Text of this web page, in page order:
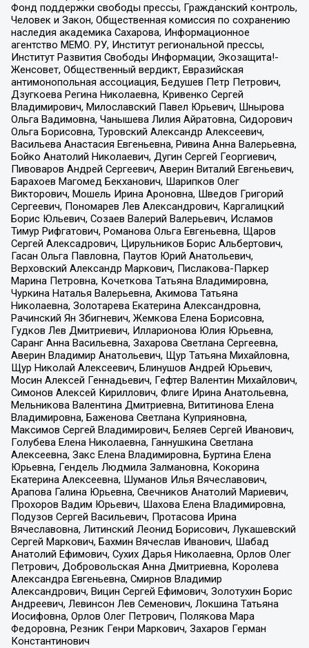
Фонд поддержки свободы прессы, Гражданский контроль,
Человек и Закон, Общественная комиссия по сохранению
наследия академика Сахарова, Информационное
агентство МЕМО. РУ, Институт региональной прессы,
Институт Развития Свободы Информации, Экозащита!-
Женсовет, Общественный вердикт, Евразийская
антимонопольная ассоциация, Бедушев Петр Петрович,
Дзугкоева Регина Николаевна, Кривенко Сергей
Владимирович, Милославский Павел Юрьевич, Шнырова
Ольга Вадимовна, Чанышева Лилия Айратовна, Сидорович
Ольга Борисовна, Туровский Александр Алексеевич,
Васильева Анастасия Евгеньевна, Ривина Анна Валерьевна,
Бойко Анатолий Николаевич, Дугин Сергей Георгиевич,
Пивоваров Андрей Сергеевич, Аверин Виталий Евгеньевич,
Барахоев Магомед Бекханович, Шарипков Олег
Викторович, Мошель Ирина Ароновна, Шведов Григорий
Сергеевич, Пономарев Лев Александрович, Каргалицкий
Борис Юльевич, Созаев Валерий Валерьевич, Исламов
Тимур Рифгатович, Романова Ольга Евгеньевна, Щаров
Сергей Алексадрович, Цирульников Борис Альбертович,
Гасан Ольга Павловна, Паутов Юрий Анатольевич,
Верховский Александр Маркович, Пислакова-Паркер
Марина Петровна, Кочеткова Татьяна Владимировна,
Чуркина Наталья Валерьевна, Акимова Татьяна
Николаевна, Золотарева Екатерина Александровна,
Рачинский Ян Збигневич, Жемкова Елена Борисовна,
Гудков Лев Дмитриевич, Илларионова Юлия Юрьевна,
Саранг Анна Васильевна, Захарова Светлана Сергеевна,
Аверин Владимир Анатольевич, Щур Татьяна Михайловна,
Щур Николай Алексеевич, Блинушов Андрей Юрьевич,
Мосин Алексей Геннадьевич, Гефтер Валентин Михайлович,
Симонов Алексей Кириллович, Флиге Ирина Анатольевна,
Мельникова Валентина Дмитриевна, Вититинова Елена
Владимировна, Баженова Светлана Куприяновна,
Максимов Сергей Владимирович, Беляев Сергей Иванович,
Голубева Елена Николаевна, Ганнушкина Светлана
Алексеевна, Закс Елена Владимировна, Буртина Елена
Юрьевна, Гендель Людмила Залмановна, Кокорина
Екатерина Алексеевна, Шуманов Илья Вячеславович,
Арапова Галина Юрьевна, Свечников Анатолий Мариевич,
Прохоров Вадим Юрьевич, Шахова Елена Владимировна,
Подузов Сергей Васильевич, Протасова Ирина
Вячеславовна, Литинский Леонид Борисович, Лукашевский
Сергей Маркович, Бахмин Вячеслав Иванович, Шабад
Анатолий Ефимович, Сухих Дарья Николаевна, Орлов Олег
Петрович, Добровольская Анна Дмитриевна, Королева
Александра Евгеньевна, Смирнов Владимир
Александрович, Вицин Сергей Ефимович, Золотухин Борис
Андреевич, Левинсон Лев Семенович, Локшина Татьяна
Иосифовна, Орлов Олег Петрович, Полякова Мара
Федоровна, Резник Генри Маркович, Захаров Герман
Константинович